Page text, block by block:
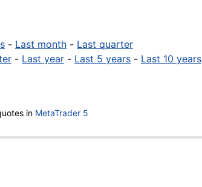
- Last month - Last quarter
- Last year - Last 5 years - Last 10 years
in MetaTrader 5